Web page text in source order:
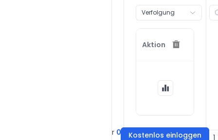
Verfolgung
Shop
Aktion
Über 0
1 Go to
Kostenlos einloggen